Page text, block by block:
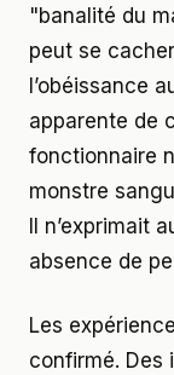
"banalité du
peut se
l’obéissance
apparente de
fonctionnaire
monstre
Il n’exprimait
absence de
Les
confirmé. Des